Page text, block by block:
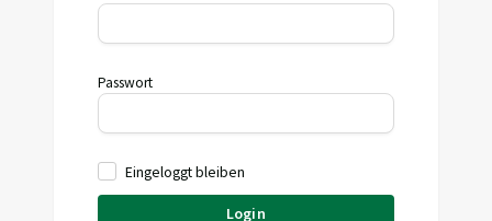
Passwort
Eingeloggt bleiben
Login